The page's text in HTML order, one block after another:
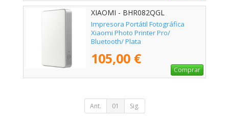
XIAOMI - BHR082QGL
Impresora Portátil Fotográfica
Xiaomi Photo Printer Pro/
Bluetooth/ Plata
105,00 €
Comprar
Ant. 01 Sig.